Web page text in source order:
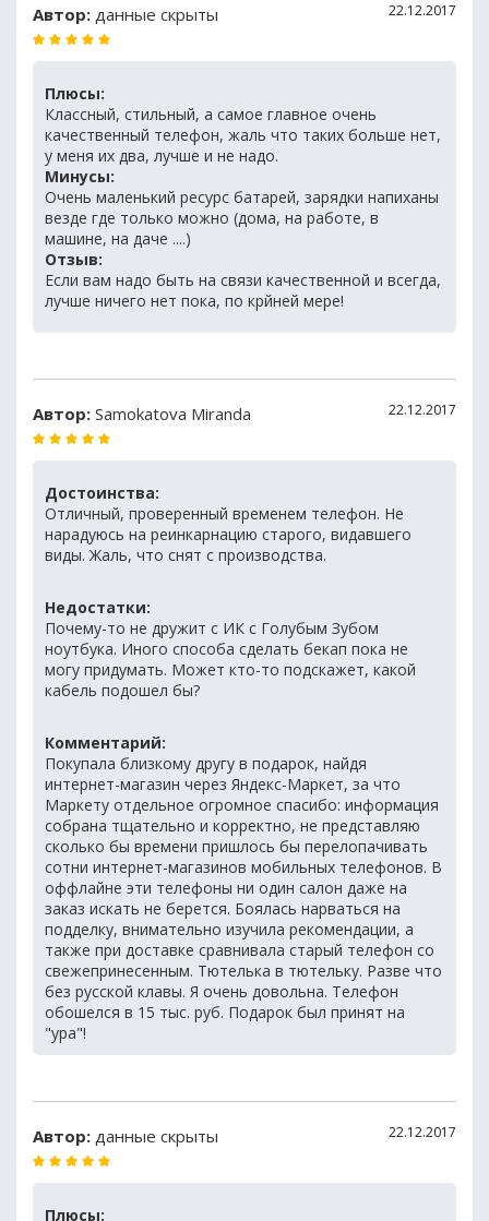
Автор: данные скрыты 22.12.2017
Плюсы:
Классный, стильный, а самое главное очень
качественный телефон, жаль что таких больше нет,
у меня их два, лучше и не надо.
Минусы:
Очень маленький ресурс батарей, зарядки напиханы
везде где только можно (дома, на работе, в
машине, на даче ....)
Отзыв:
Если вам надо быть на связи качественной и всегда,
лучше ничего нет пока, по крйней мере!
Автор: Samokatova Miranda 22.12.2017
Достоинства:
Отличный, проверенный временем телефон. Не
нарадуюсь на реинкарнацию старого, видавшего
виды. Жаль, что снят с производства.
Недостатки:
Почему-то не дружит с ИК с Голубым Зубом
ноутбука. Иного способа сделать бекап пока не
могу придумать. Может кто-то подскажет, какой
кабель подошел бы?
Комментарий:
Покупала близкому другу в подарок, найдя
интернет-магазин через Яндекс-Маркет, за что
Маркету отдельное огромное спасибо: информация
собрана тщательно и корректно, не представляю
сколько бы времени пришлось бы перелопачивать
сотни интернет-магазинов мобильных телефонов. В
оффлайне эти телефоны ни один салон даже на
заказ искать не берется. Боялась нарваться на
подделку, внимательно изучила рекомендации, а
также при доставке сравнивала старый телефон со
свежепринесенным. Тютелька в тютельку. Разве что
без русской клавы. Я очень довольна. Телефон
обошелся в 15 тыс. руб. Подарок был принят на
"ура"!
Автор: данные скрыты 22.12.2017
Плюсы: